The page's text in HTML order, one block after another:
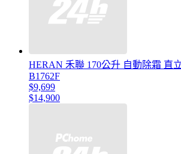
HERAN 禾聯 170公升 自動除霜 直
B1762F
$9,699
$14,900